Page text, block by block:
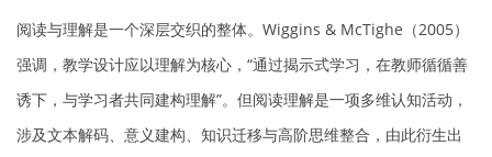
阅读与理解是一个深层交织的整体。Wiggins & McTighe（2005）
强调，教学设计应以理解为核心，“通过揭示式学习，在教师循循善
诱下，与学习者共同建构理解”。但阅读理解是一项多维认知活动，
涉及文本解码、意义建构、知识迁移与高阶思维整合，由此衍生出